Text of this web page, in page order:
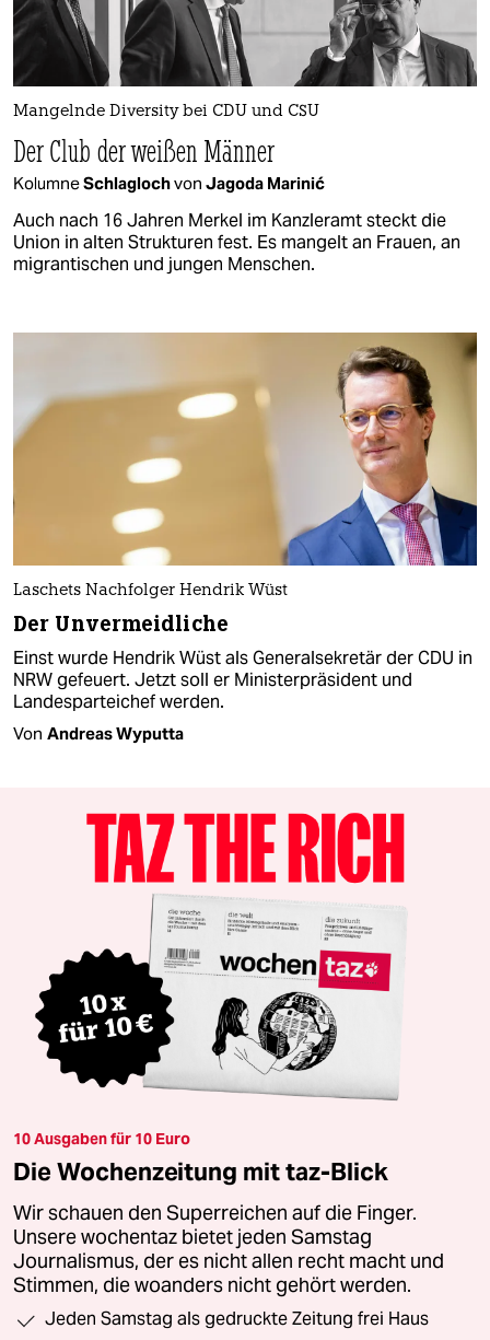
Mangelnde Diversity bei CDU und CSU
Der Club der weißen Männer
KolumneSchlaglochvon Jagoda Marinić
Auch nach 16 Jahren Merkel im Kanzleramt steckt die
Union in alten Strukturen fest. Es mangelt an Frauen, an
migrantischen und jungen Menschen.
Laschets Nachfolger Hendrik Wüst
Der Unvermeidliche
Einst wurde Hendrik Wüst als Generalsekretär der CDU in
NRW gefeuert. Jetzt soll er Ministerpräsident und
Landesparteichef werden.
Von Andreas Wyputta
10 Ausgaben für 10 Euro
Die Wochenzeitung mit taz-Blick
Wir schauen den Superreichen auf die Finger.
Unsere wochentaz bietet jeden Samstag
Journalismus, der es nicht allen recht macht und
Stimmen, die woanders nicht gehört werden.
Jeden Samstag als gedruckte Zeitung frei Haus